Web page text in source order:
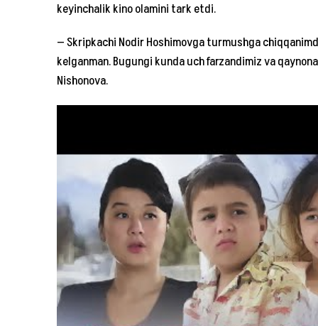
keyinchalik kino olamini tark etdi.
— Skripkachi Nodir Hoshimovga turmushga
kelganman. Bugungi kunda uch farzandimiz va
Nishonova.